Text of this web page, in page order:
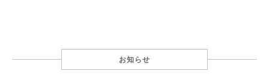
お知らせ